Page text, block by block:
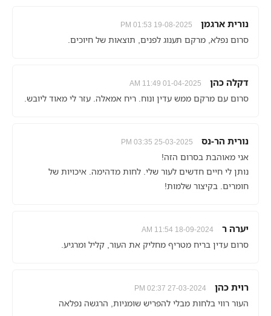
נורית ארגמן 19-08-2025 01:53 PM
סרום נפלא, מרקם תענוג לפנים, תוצאות של חיוכים.
דקלה כהן 01-04-2025 11:49 AM
סרום עם מרקם ממש עדין ונוח. ריח אמאלה. עזר לי מאוד ליובש.
נורית הר-נס 25-03-2025 03:35 PM
אני מאוהבת בסרום הזה!
נותן לי חיים חדשים לעור שלי. לחות מדהימה. איכויות של
חומרים. בקיצור שלמות!
יערה ר 18-09-2024 11:54 AM
סרום עדין בריח מטריף מחליק את העור, קליל ומרגיע.
רוית כהן 27-03-2024 02:37 PM
העור רווי בלחות מבלי להפריש שומניות, הרגשה נפלאה